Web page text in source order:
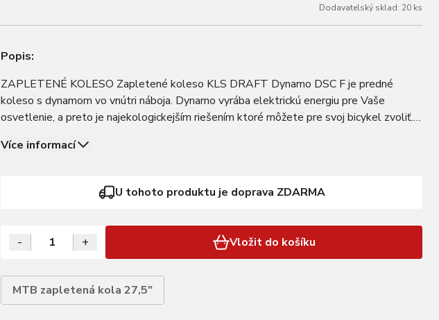
Dodavatelský sklad: 20 ks
Popis:
ZAPLETENÉ KOLESO Zapletené koleso KLS DRAFT Dynamo DSC F je predné
koleso s dynamom vo vnútri náboja. Dynamo vyrába elektrickú energiu pre Vaše
osvetlenie, a preto je najekologickejším riešením ktoré môžete pre svoj bicykel zvoliť.
Více informací
U tohoto produktu je doprava ZDARMA
- + Vložit do košíku
MTB zapletená kola 27,5"